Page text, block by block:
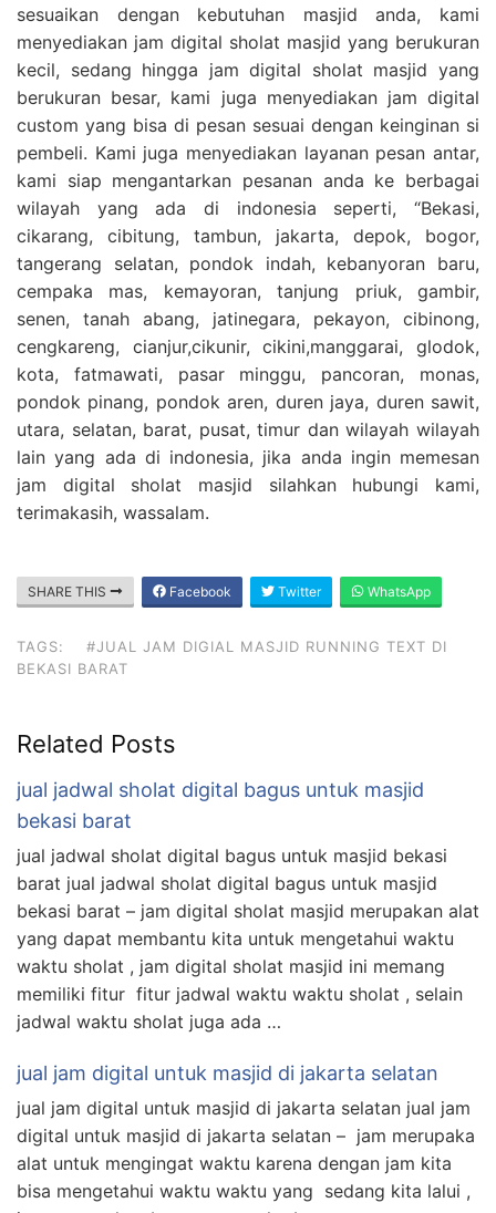
sesuaikan dengan kebutuhan masjid anda, kami
menyediakan jam digital sholat masjid yang berukuran
kecil, sedang hingga jam digital sholat masjid yang
berukuran besar, kami juga menyediakan jam digital
custom yang bisa di pesan sesuai dengan keinginan si
pembeli. Kami juga menyediakan layanan pesan antar,
kami siap mengantarkan pesanan anda ke berbagai
wilayah yang ada di indonesia seperti, “Bekasi,
cikarang, cibitung, tambun, jakarta, depok, bogor,
tangerang selatan, pondok indah, kebanyoran baru,
cempaka mas, kemayoran, tanjung priuk, gambir,
senen, tanah abang, jatinegara, pekayon, cibinong,
cengkareng, cianjur,cikunir, cikini,manggarai, glodok,
kota, fatmawati, pasar minggu, pancoran, monas,
pondok pinang, pondok aren, duren jaya, duren sawit,
utara, selatan, barat, pusat, timur dan wilayah wilayah
lain yang ada di indonesia, jika anda ingin memesan
jam digital sholat masjid silahkan hubungi kami,
terimakasih, wassalam.
SHARE THIS Facebook Twitter WhatsApp
TAGS:
#JUAL JAM DIGIAL MASJID RUNNING TEXT DI
BEKASI BARAT
Related Posts
jual jadwal sholat digital bagus untuk masjid
bekasi barat
jual jadwal sholat digital bagus untuk masjid bekasi
barat jual jadwal sholat digital bagus untuk masjid
bekasi barat – jam digital sholat masjid merupakan alat
yang dapat membantu kita untuk mengetahui waktu
waktu sholat , jam digital sholat masjid ini memang
memiliki fitur fitur jadwal waktu waktu sholat , selain
jadwal waktu sholat juga ada …
jual jam digital untuk masjid di jakarta selatan
jual jam digital untuk masjid di jakarta selatan jual jam
digital untuk masjid di jakarta selatan – jam merupaka
alat untuk mengingat waktu karena dengan jam kita
bisa mengetahui waktu waktu yang sedang kita lalui ,